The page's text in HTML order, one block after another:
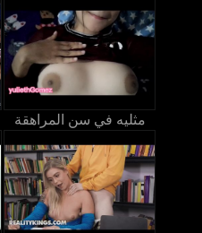
مثليه في سن المراهقة